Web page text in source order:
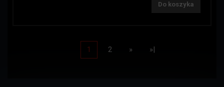
Do koszyka
1 2 » »|